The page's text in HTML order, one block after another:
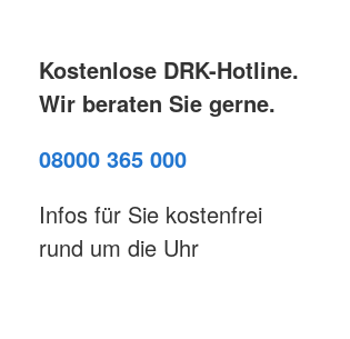
Kostenlose DRK-Hotline.
Wir beraten Sie gerne.
08000 365 000
Infos für Sie kostenfrei
rund um die Uhr